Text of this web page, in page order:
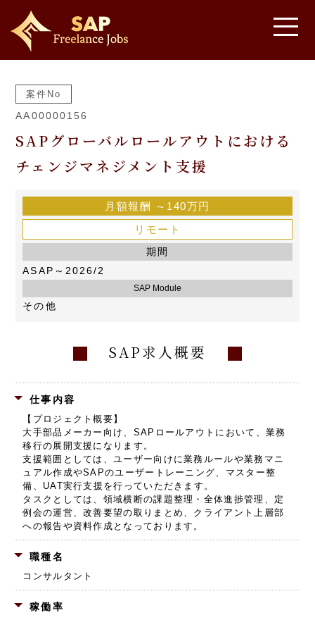
案件No
AA00000156
SAPグローバルロールアウトにおける
チェンジマネジメント支援
月額報酬
～140万円
リモート
期間
ASAP～2026/2
SAP Module
その他
SAP求人概要
仕事内容
【プロジェクト概要】
大手部品メーカー向け、SAPロールアウトにおいて、業務
移行の展開支援になります。
支援範囲としては、ユーザー向けに業務ルールや業務マニ
ュアル作成やSAPのユーザートレーニング、マスター整
備、UAT実行支援を行っていただきます。
タスクとしては、領域横断の課題整理・全体進捗管理、定
例会の運営、改善要望の取りまとめ、クライアント上層部
への報告や資料作成となっております。
職種名
コンサルタント
稼働率